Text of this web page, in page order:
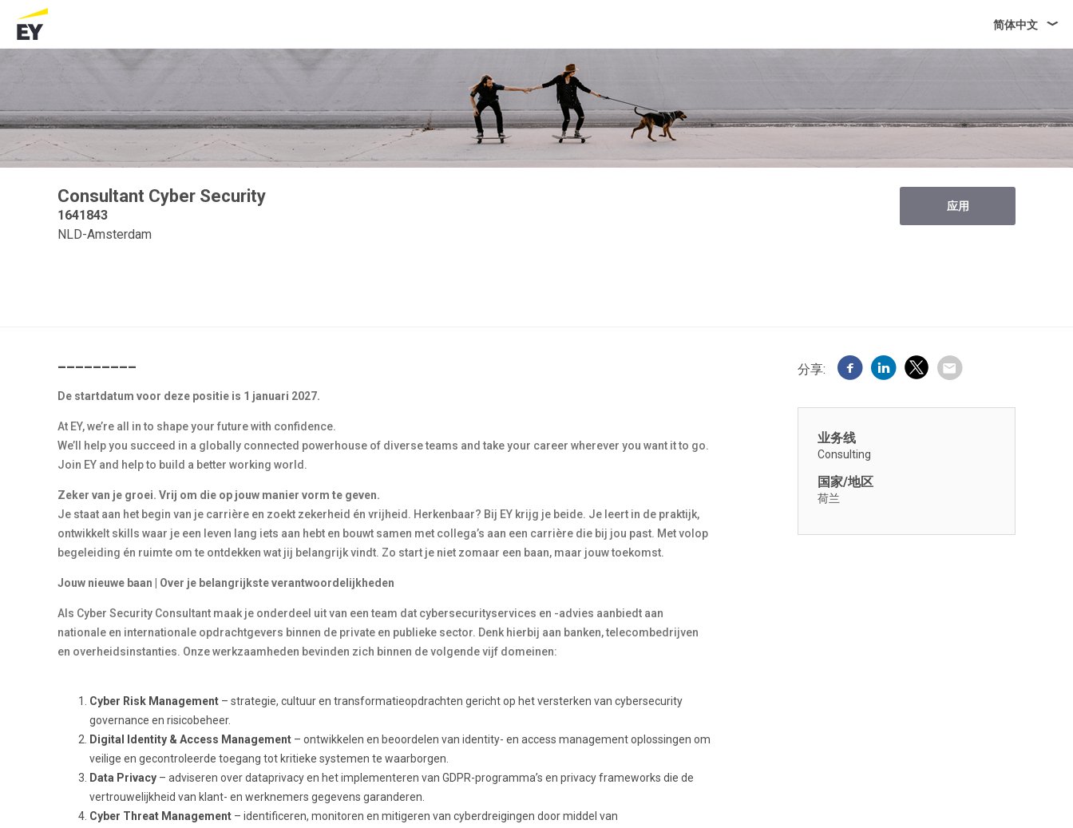
简体中文
Consultant Cyber Security
1641843
NLD-Amsterdam
应用
_________
De startdatum voor deze positie is 1 januari 2027.
At EY, we’re all in to shape your future with confidence.
We’ll help you succeed in a globally connected powerhouse of diverse teams and take your career wherever you want it to go.
Join EY and help to build a better working world.
Zeker van je groei. Vrij om die op jouw manier vorm te geven.
Je staat aan het begin van je carrière en zoekt zekerheid én vrijheid. Herkenbaar? Bij EY krijg je beide. Je leert in de praktijk,
ontwikkelt skills waar je een leven lang iets aan hebt en bouwt samen met collega’s aan een carrière die bij jou past. Met volop
begeleiding én ruimte om te ontdekken wat jij belangrijk vindt. Zo start je niet zomaar een baan, maar jouw toekomst.
Jouw nieuwe baan | Over je belangrijkste verantwoordelijkheden
Als Cyber Security Consultant maak je onderdeel uit van een team dat cybersecurityservices en -advies aanbiedt aan
nationale en internationale opdrachtgevers binnen de private en publieke sector. Denk hierbij aan banken, telecombedrijven
en overheidsinstanties. Onze werkzaamheden bevinden zich binnen de volgende vijf domeinen:
Cyber Risk Management – strategie, cultuur en transformatieopdrachten gericht op het versterken van cybersecurity
governance en risicobeheer.
Digital Identity & Access Management – ontwikkelen en beoordelen van identity- en access management oplossingen om
veilige en gecontroleerde toegang tot kritieke systemen te waarborgen.
Data Privacy – adviseren over dataprivacy en het implementeren van GDPR-programma’s en privacy frameworks die de
vertrouwelijkheid van klant- en werknemers gegevens garanderen.
Cyber Threat Management – identificeren, monitoren en mitigeren van cyberdreigingen door middel van
分享:
业务线
Consulting
国家/地区
荷兰